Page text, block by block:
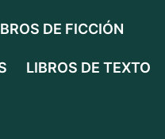
DE FICCIÓN
LIBROS DE TEXTO